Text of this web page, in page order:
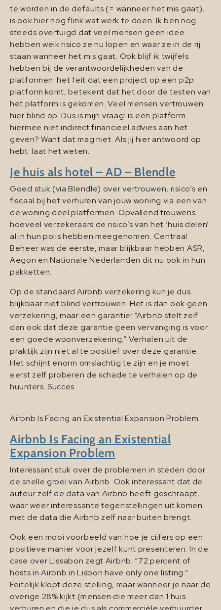
te worden in de defaults (= wanneer het mis gaat),
is ook hier nog flink wat werk te doen. Ik ben nog
steeds overtuigd dat veel mensen geen idee
hebben welk risico ze nu lopen en waar ze in de rij
staan wanneer het mis gaat. Ook blijf ik twijfels
hebben bij de verantwoordelijkheden van de
platformen: het feit dat een project op een p2p
platform komt, betekent dat het door de testen van
het platform is gekomen. Veel mensen vertrouwen
hier blind op. Dus is mijn vraag: is een platform
hiermee niet indirect financieel advies aan het
geven? Want dat mag niet. Als jij hier antwoord op
hebt: laat het weten.
Je huis als hotel – AD – Blendle
Goed stuk (via Blendle) over vertrouwen, risico’s en
fiscaal bij het verhuren van jouw woning via een van
de woning deel platformen. Opvallend trouwens
hoeveel verzekeraars de risico’s van het ‘huis delen’
al in hun polis hebben meegenomen. Centraal
Beheer was de eerste, maar blijkbaar hebben ASR,
Aegon en Nationale Nederlanden dit nu ook in hun
pakketten.
Op de standaard Airbnb verzekering kun je dus
blijkbaar niet blind vertrouwen. Het is dan ook geen
verzekering, maar een garantie: “Airbnb stelt zelf
dan ook dat deze garantie geen vervanging is voor
een goede woonverzekering.” Verhalen uit de
praktijk zijn niet al te positief over deze garantie.
Het schijnt enorm omslachtig te zijn en je moet
eerst zelf proberen de schade te verhalen op de
huurders. Succes.
Airbnb Is Facing an Existential Expansion Problem
Airbnb Is Facing an Existential
Expansion Problem
Interessant stuk over de problemen in steden door
de snelle groei van Airbnb. Ook interessant dat de
auteur zelf de data van Airbnb heeft geschraapt,
waar weer interessante tegenstellingen uit komen
met de data die Airbnb zelf naar buiten brengt.
Ook een mooi voorbeeld van hoe je cijfers op een
positieve manier voor jezelf kunt presenteren. In de
case over Lissabon zegt Airbnb: “72 percent of
hosts in Airbnb in Lisbon have only one listing.”
Feitelijk klopt deze stelling, maar wanneer je naar de
overige 28% kijkt (mensen die meer dan 1 huis